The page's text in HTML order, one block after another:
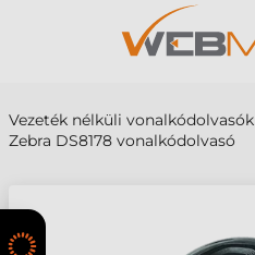
Vezeték nélküli vonalkódolvasók
Zebra DS8178 vonalkódolvasó